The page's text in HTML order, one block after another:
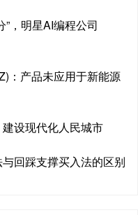
”，明星AI编程公司
：产品未应用于新能源
设现代化人民城市
回踩支撑买入法的区别